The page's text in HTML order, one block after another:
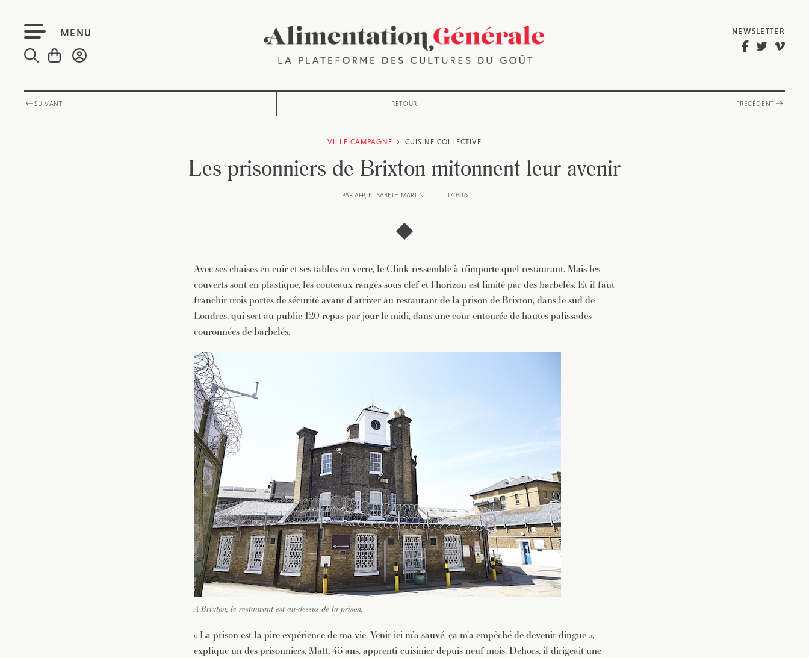
MENU NEWSLETTER
SUIVANT RETOUR PRÉCÉDENT
VILLE CAMPAGNE CUISINE COLLECTIVE
Les prisonniers de Brixton mitonnent leur avenir
PAR AFP ELISABETH MARTIN 17.03.16
Avec ses chaises en cuir et ses tables en verre, le Clink ressemble à n’importe quel restaurant. Mais les
couverts sont en plastique, les couteaux rangés sous clef et l’horizon est limité par des barbelés. Et il faut
franchir trois portes de sécurité avant d’arriver au restaurant de la prison de Brixton, dans le sud de
Londres, qui sert au public 120 repas par jour le midi, dans une cour entourée de hautes palissades
couronnées de barbelés.
A Brixton, le restaurant est au-dessus de la prison.
« La prison est la pire expérience de ma vie. Venir ici m’a sauvé, ça m’a empêché de devenir dingue »,
explique un des prisonniers, Matt, 45 ans, apprenti-cuisinier depuis neuf mois. Dehors, il dirigeait une
JE M'INSCRIS À LA NEWSLETTER
Pour recevoir toutes les deux semaines notre lettre d’info avec une
sélection d’articles …